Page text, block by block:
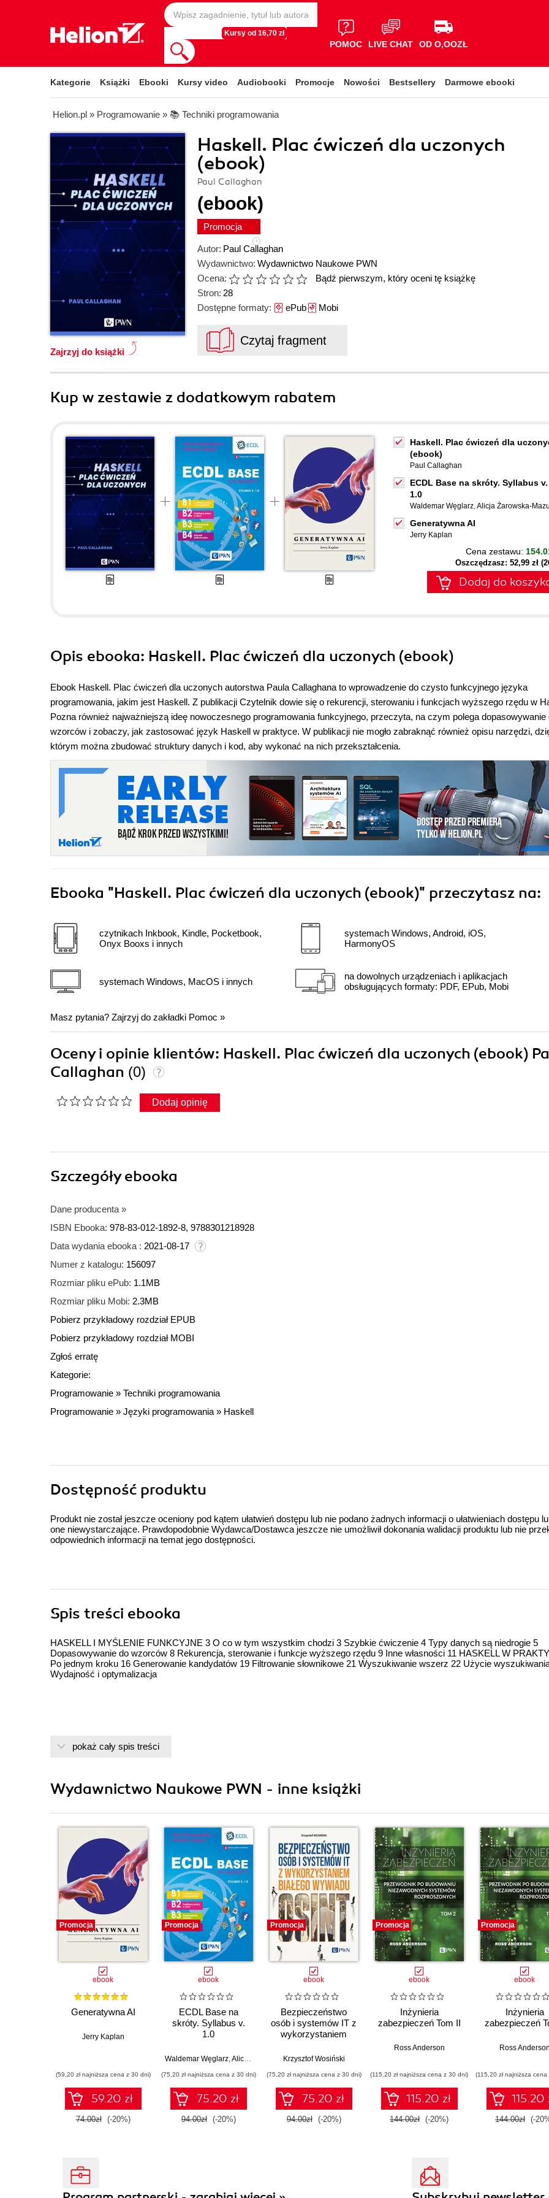
Kursy od 16,70 zł
POMOC LIVE CHAT OD O,OOZŁ
Kategorie Książki Ebooki Kursy video Audiobooki Promocje Nowości Bestsellery Darmowe ebooki
Helion.pl » Programowanie » 📚 Techniki programowania
Haskell. Plac ćwiczeń dla uczonych
(ebook)
Paul Callaghan
(ebook)
Promocja
Zajrzyj do książki
Autor: Paul Callaghan
Wydawnictwo: Wydawnictwo Naukowe PWN
Ocena:
Bądź pierwszym, który oceni tę książkę
Stron: 28
Dostępne formaty: ePubMobi
Czytaj fragment
Kup w zestawie z dodatkowym rabatem
Haskell. Plac ćwiczeń dla
(ebook)
Paul Callaghan
ECDL Base na skróty. Syllabus v.
1.0
Waldemar Węglarz,Alicja Żarowska-
Generatywna AI
Jerry Kaplan
Cena zestawu:
Oszczędzasz: 52,99 zł
Dodaj do
Opis ebooka: Haskell. Plac ćwiczeń dla uczonych (ebook)
Ebook Haskell. Plac ćwiczeń dla uczonych autorstwa Paula Callaghana to wprowadzenie do czysto funkcyjnego języka
programowania, jakim jest Haskell. Z publikacji Czytelnik dowie się o rekurencji, sterowaniu i funkcjach wyższego rzędu w
Pozna również najważniejszą ideę nowoczesnego programowania funkcyjnego, przeczyta, na czym polega dopasowywanie
wzorców i zobaczy, jak zastosować język Haskell w praktyce. W publikacji nie mogło zabraknąć również opisu narzędzi,
którym można zbudować struktury danych i kod, aby wykonać na nich przekształcenia.
Ebooka "Haskell. Plac ćwiczeń dla uczonych (ebook)" przeczytasz na:
czytnikach Inkbook, Kindle, Pocketbook,
Onyx Booxs i innych
systemach Windows, MacOS i innych
systemach Windows, Android, iOS,
HarmonyOS
na dowolnych urządzeniach i aplikacjach
obsługujących formaty: PDF, EPub, Mobi
Masz pytania? Zajrzyj do zakładki Pomoc »
Oceny i opinie klientów: Haskell. Plac ćwiczeń dla uczonych (ebook)
Callaghan (0)
Dodaj opinię
Szczegółyebooka
Dane producenta »
ISBN Ebooka: 978-83-012-1892-8, 9788301218928
Data wydania ebooka : 2021-08-17
Numer z katalogu: 156097
Rozmiar pliku ePub: 1.1MB
Rozmiar pliku Mobi: 2.3MB
Pobierz przykładowy rozdział EPUB
Pobierz przykładowy rozdział MOBI
Zgłoś erratę
Kategorie:
Programowanie » Techniki programowania
Programowanie » Języki programowania » Haskell
Dostępność produktu
Produkt nie został jeszcze oceniony pod kątem ułatwień dostępu lub nie podano żadnych informacji o ułatwieniach dostępu
one niewystarczające. Prawdopodobnie Wydawca/Dostawca jeszcze nie umożliwił dokonania walidacji produktu lub nie
odpowiednich informacji na temat jego dostępności.
Spis treści ebooka
HASKELL I MYŚLENIE FUNKCYJNE 3 O co w tym wszystkim chodzi 3 Szybkie ćwiczenie 4 Typy danych są niedrogie 5
Dopasowywanie do wzorców 8 Rekurencja, sterowanie i funkcje wyższego rzędu 9 Inne własności 11 HASKELL W
Po jednym kroku 16 Generowanie kandydatów 19 Filtrowanie słownikowe 21 Wyszukiwanie wszerz 22 Użycie
Wydajność i optymalizacja
pokaż cały spis treści
Wydawnictwo Naukowe PWN - inne książki
Promocja
ebook
Generatywna AI
Jerry Kaplan
(59,20 zł najniższa cena z 30 dni)
59.20 zł
74.00zł (-20%)
Promocja
ebook
ECDL Base na
skróty. Syllabus v.
1.0
Waldemar Węglarz,Alicja Żarowska-Mazur
(75,20 zł najniższa cena z 30 dni)
75.20 zł
94.00zł (-20%)
Promocja
ebook
Bezpieczeństwo
osób i systemów IT z
wykorzystaniem
Krzysztof Wosiński
(75,20 zł najniższa cena z 30 dni)
75.20 zł
94.00zł (-20%)
Promocja
ebook
Inżynieria
zabezpieczeń Tom II
Ross Anderson
(115,20 zł najniższa cena z 30 dni)
115.20 zł
144.00zł (-20%)
Promocja
ebook
Inżynieria
zabezpieczeń
Ross
(115,20 zł najniższa
115.20
144.00zł (-